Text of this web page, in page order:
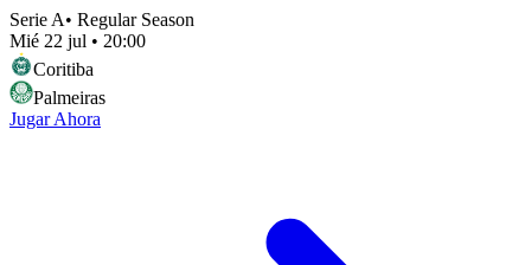
Serie A• Regular Season
Mié 22 jul • 20:00
Coritiba
Palmeiras
Jugar Ahora